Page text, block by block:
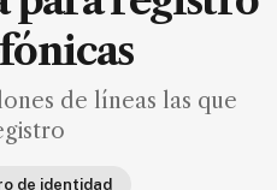
de líneas las que
de identidad